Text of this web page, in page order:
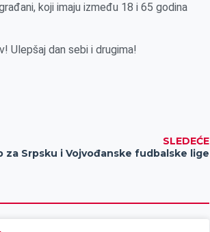
koji imaju između 18 i 65 godina
Ulepšaj dan sebi i drugima!
SLEDEĆE
za Srpsku i Vojvođanske fudbalske lige